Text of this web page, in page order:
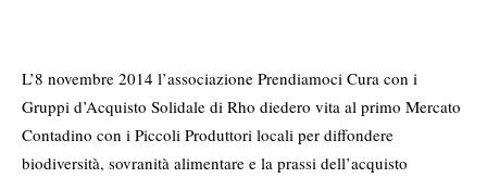
L’8 novembre 2014 l’associazione Prendiamoci Cura con i
Gruppi d’Acquisto Solidale di Rho diedero vita al primo Mercato
Contadino con i Piccoli Produttori locali per diffondere
biodiversità, sovranità alimentare e la prassi dell’acquisto